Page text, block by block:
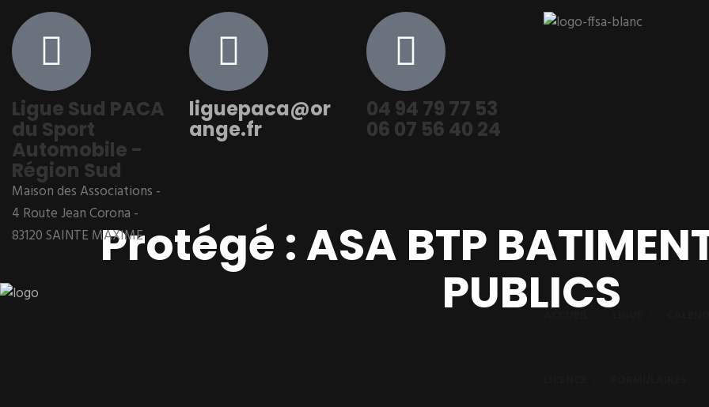
Ligue Sud PACA
du Sport
Automobile -
Région Sud
Maison des Associations -
4 Route Jean Corona -
83120 SAINTE MAXIME
liguepaca@or
ange.fr
04 94 79 77 53
06 07 56 40 24
Protégé : ASA BTP
PUBLICS